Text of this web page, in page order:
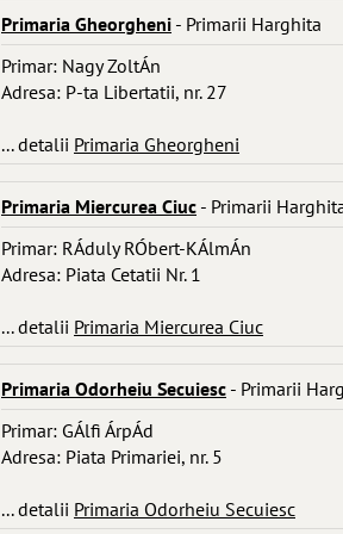
Primaria Gheorgheni - Primarii Harghita
Primar: Nagy ZoltÁn
Adresa: P-ta Libertatii, nr. 27
... detalii Primaria Gheorgheni
Primaria Miercurea Ciuc - Primarii
Primar: RÁduly RÓbert-KÁlmÁn
Adresa: Piata Cetatii Nr. 1
... detalii Primaria Miercurea Ciuc
Primaria Odorheiu Secuiesc - Primarii
Primar: GÁlfi ÁrpÁd
Adresa: Piata Primariei, nr. 5
... detalii Primaria Odorheiu Secuiesc